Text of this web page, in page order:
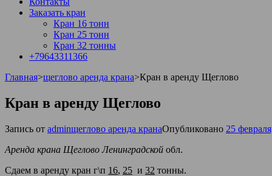
Заказать кран
Кран 16 тонн
Кран 25 тонн
Кран 32 тонны
+79643311366
Главная>щеглово аренда крана>Кран в аренду Щеглово
Кран в аренду Щеглово
Запись от adminщеглово аренда кранаОпубликовано 25
Аренда крана Щеглово Ленинградской обл.
Сдаем в аренду кран г\п 16, 25 и 32 тонны.